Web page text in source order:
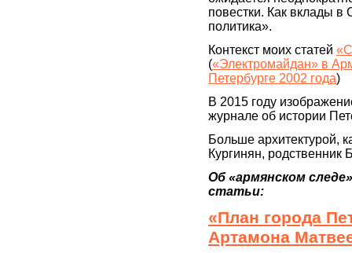
повестки. Как вклады
политика».
Контекст моих статей
(«Электромайдан» в
Петербурге 2002 года)
В 2015 году
журнале об истории
Больше архитектурой,
Кургинян, родственник
Об «армянском
статьи:
«План города
Артамона